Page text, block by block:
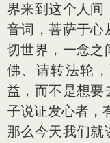
界来到这个人间
音词，菩萨于心
切世界，一念之
佛、请转法轮
益，而不是想要
子说证发心者，
那么今天我们就